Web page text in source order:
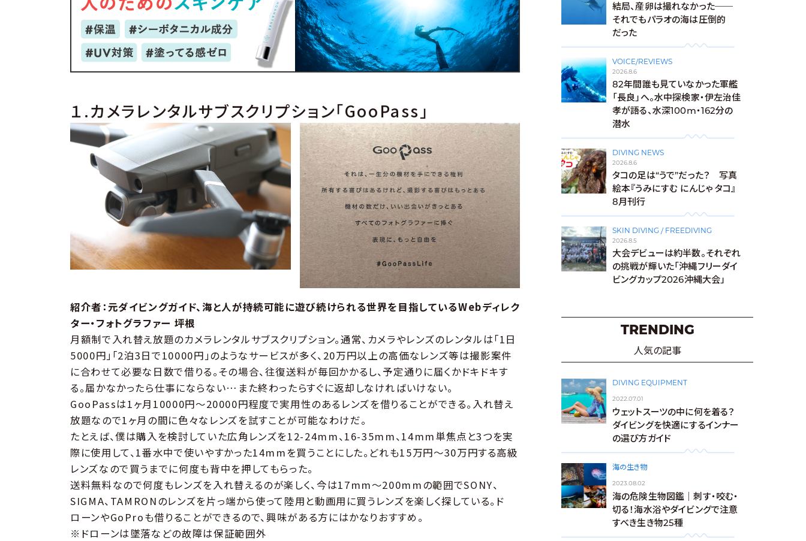
１.カメラレンタルサブスクリプション「GooPass」
紹介者：元ダイビングガイド、海と人が持続可能に遊び続けられる世界を目指しているWebディレク
ター・フォトグラファー 坪根
月額制で入れ替え放題のカメラレンタルサブスクリプション。通常、カメラやレンズのレンタルは「1日
5000円」「2泊3日で10000円」のようなサービスが多く、20万円以上の高価なレンズ等は撮影案件
に合わせて必要な日数で借りる。その場合、往復送料が毎回かかるし、予定通りに届くかドキドキす
る。届かなかったら仕事にならない…また終わったらすぐに返却しなければいけない。
GooPassは1ヶ月10000円〜20000円程度で実用性のあるレンズを借りることができる。入れ替え
放題なので1ヶ月の間に色々なレンズを試すことが可能なわけだ。
たとえば、僕は購入を検討していた広角レンズを12-24mm、16-35mm、14mm単焦点と3つを実
際に使用して、1番水中で使いやすかった14mmを買うことにした。どれも15万円〜30万円する高級
レンズなので買うまでに何度も背中を押してもらった。
送料無料なので何度もレンズを入れ替えるのが楽しく、今は17mm〜200mmの範囲でSONY、
SIGMA、TAMRONのレンズを片っ端から使って陸用と動画用に買うレンズを楽しく探している。ド
ローンやGoProも借りることができるので、興味がある方にはかなりおすすめ。
※ドローンは墜落などの故障は保証範囲外
結局、産卵は撮れなかった──
それでもパラオの海は圧倒的
だった
VOICE/REVIEWS
2026.8.6
82年間誰も見ていなかった軍艦
「長良」へ。水中探検家・伊左治佳
孝が語る、水深100m・162分の
潜水
DIVING NEWS
2026.8.6
タコの足は“うで”だった？ 写真
絵本『うみにすむ にんじゃ タコ』
8月刊行
SKIN DIVING / FREEDIVING
2026.8.5
大会デビューは約半数。それぞれ
の挑戦が輝いた「沖縄フリーダイ
ビングカップ2026沖縄大会」
TRENDING
人気の記事
DIVING EQUIPMENT
2022.07.01
ウェットスーツの中に何を着る？
ダイビングを快適にするインナー
の選び方ガイド
海の生き物
2023.08.02
海の危険生物図鑑｜刺す・咬む・
切る！海水浴やダイビングで注意
すべき生き物25種